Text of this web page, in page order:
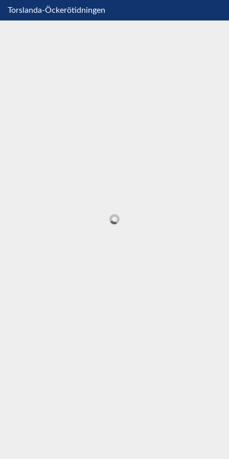
Torslanda-Öckerötidningen